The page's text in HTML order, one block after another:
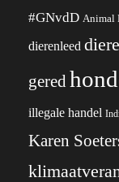
#GNvdD Animal
dierenleed
gered
illegale handel
Karen